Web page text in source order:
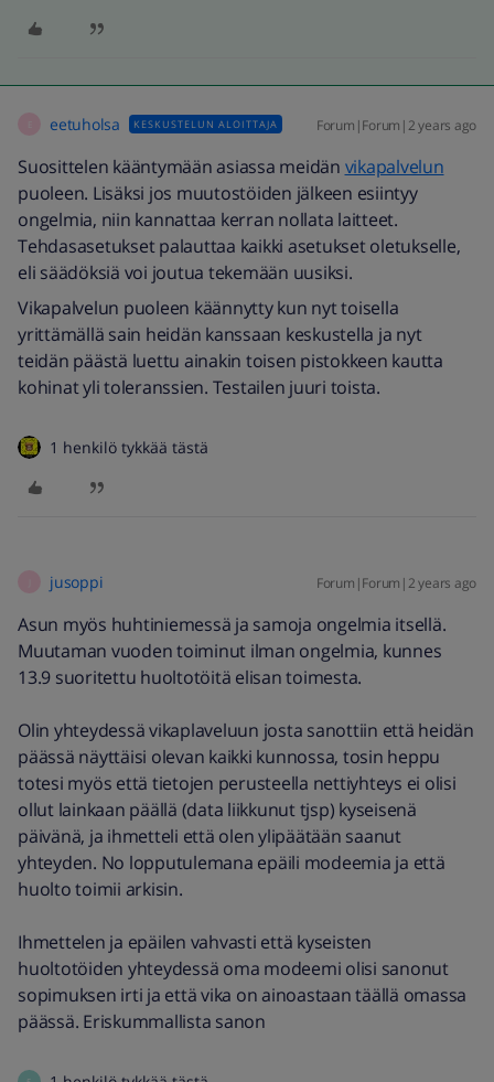
eetuholsa KESKUSTELUN ALOITTAJA Forum|Forum|2 years ago
Suosittelen kääntymään asiassa meidän vikapalvelun
puoleen. Lisäksi jos muutostöiden jälkeen esiintyy
ongelmia, niin kannattaa kerran nollata laitteet.
Tehdasasetukset palauttaa kaikki asetukset oletukselle,
eli säädöksiä voi joutua tekemään uusiksi.
Vikapalvelun puoleen käännytty kun nyt toisella
yrittämällä sain heidän kanssaan keskustella ja nyt
teidän päästä luettu ainakin toisen pistokkeen kautta
kohinat yli toleranssien. Testailen juuri toista.
1 henkilö tykkää tästä
jusoppi Forum|Forum|2 years ago
Asun myös huhtiniemessä ja samoja ongelmia itsellä.
Muutaman vuoden toiminut ilman ongelmia, kunnes
13.9 suoritettu huoltotöitä elisan toimesta.
Olin yhteydessä vikaplaveluun josta sanottiin että heidän
päässä näyttäisi olevan kaikki kunnossa, tosin heppu
totesi myös että tietojen perusteella nettiyhteys ei olisi
ollut lainkaan päällä (data liikkunut tjsp) kyseisenä
päivänä, ja ihmetteli että olen ylipäätään saanut
yhteyden. No lopputulemana epäili modeemia ja että
huolto toimii arkisin.
Ihmettelen ja epäilen vahvasti että kyseisten
huoltotöiden yhteydessä oma modeemi olisi sanonut
sopimuksen irti ja että vika on ainoastaan täällä omassa
päässä. Eriskummallista sanon